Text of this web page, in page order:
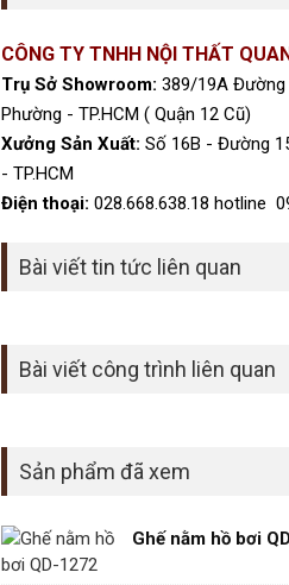
CÔNG TY TNHH NỘI THẤT
Trụ Sở Showroom: 389/19A Đường
Phường - TP.HCM ( Quận 12 Cũ)
Xưởng Sản Xuất: Số 16B - Đường
- TP.HCM
Điện thoại: 028.668.638.18 hotline
Bài viết tin tức liên quan
Bài viết công trình liên quan
Sản phẩm đã xem
Ghế nằm hồ bơi